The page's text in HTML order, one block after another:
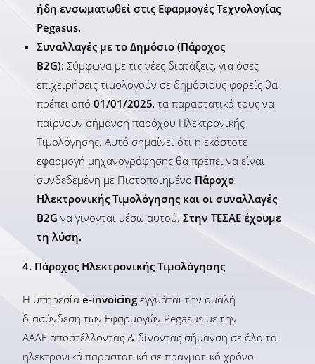
ήδη ενσωματωθεί στις Εφαρμογές Τεχνολογίας
Pegasus.
Συναλλαγές με το Δημόσιο (Πάροχος
Β2G): Σύμφωνα με τις νέες διατάξεις, για όσες
επιχειρήσεις τιμολογούν σε δημόσιους φορείς θα
πρέπει από01/01/2025, τα παραστατικά τους να
παίρνουν σήμανση παρόχου Ηλεκτρονικής
Τιμολόγησης. Αυτό σημαίνει ότι η εκάστοτε
εφαρμογή μηχανογράφησης θα πρέπει να είναι
συνδεδεμένη με Πιστοποιημένο Πάροχο
Ηλεκτρονικής Τιμολόγησης και οι συναλλαγές
B2G να γίνονται μέσω αυτού. Στην ΤΕΣΑΕ έχουμε
τη λύση.
4. Πάροχος Ηλεκτρονικής Τιμολόγησης
Η υπηρεσίαe-invoicing εγγυάται την ομαλή
διασύνδεση των Εφαρμογών Pegasus με την
ΑΑΔΕ αποστέλλοντας & δίνοντας σήμανση σε όλα τα
ηλεκτρονικά παραστατικά σε πραγματικό χρόνο.